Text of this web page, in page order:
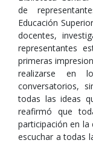
de
Educación
docentes,
representantes
primeras
realizarse en
conversatorios,
todas las ideas
reafirmó que
participación en
escuchar a todas